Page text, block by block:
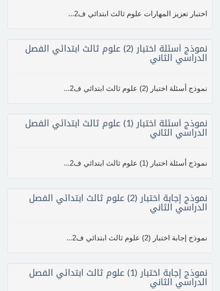
اختبار تعزيز المهارات علوم ثالث ابتدائي ف2...
نموذج أسئلة اختبار (2) علوم ثالث ابتدائي الفصل
الدراسي الثاني
نموذج أسئلة اختبار (2) علوم ثالث ابتدائي ف2...
نموذج أسئلة اختبار (1) علوم ثالث ابتدائي الفصل
الدراسي الثاني
نموذج أسئلة اختبار (1) علوم ثالث ابتدائي ف2...
نموذج إجابة اختبار (2) علوم ثالث ابتدائي الفصل
الدراسي الثاني
نموذج إجابة اختبار (2) علوم ثالث ابتدائي ف2...
نموذج إجابة اختبار (1) علوم ثالث ابتدائي الفصل
الدراسي الثاني